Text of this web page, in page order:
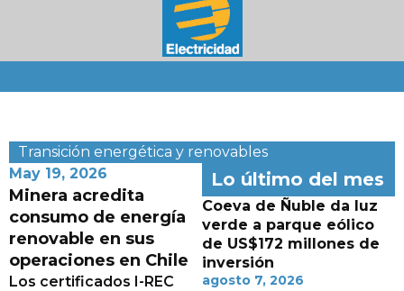
Transición energética y renovables
May 19, 2026
Minera acredita
consumo de energía
renovable en sus
operaciones en Chile
Los certificados I-REC
Lo último del mes
Coeva de Ñuble da luz
verde a parque eólico
de US$172 millones de
inversión
agosto 7, 2026